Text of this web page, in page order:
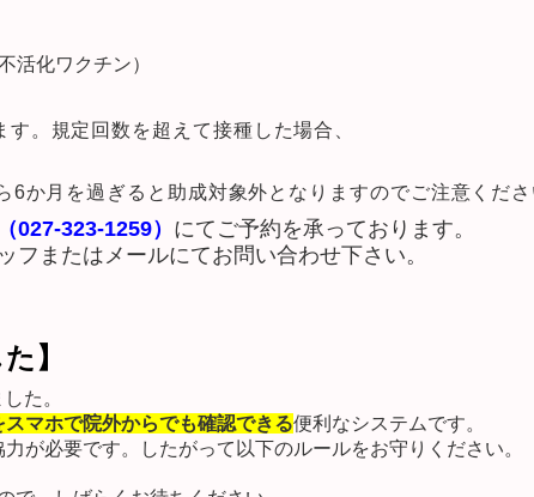
活化ワクチン）
。規定回数を超えて接種した場合、
か月を過ぎると助成対象外となりますのでご注意くだ
027-323-1259） にてご予約を承っております。
またはメールにてお問い合わせ下さい。
】
た。
マホで院外からでも確認できる便利なシステムです。
が必要です。したがって以下のルールをお守りください。